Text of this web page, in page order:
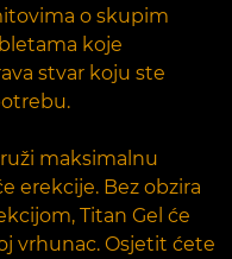
o skupim
koje
stvar koju ste
maksimalnu
erekcije. Bez obzira
Titan Gel će
vrhunac. Osjetit ćete